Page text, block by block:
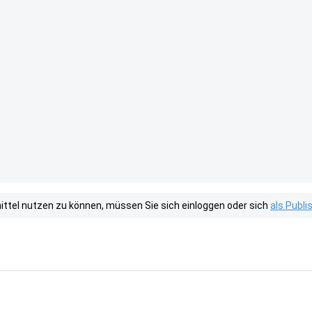
nutzen zu können, müssen Sie sich einloggen oder sich als